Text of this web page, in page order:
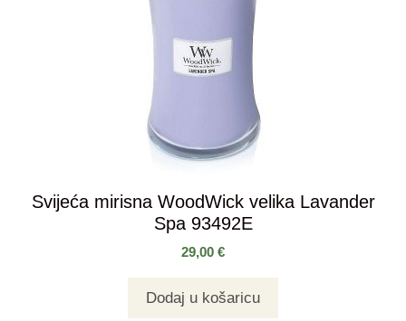
Svijeća mirisna WoodWick velika Lavander
Spa 93492E
29,00 €
Dodaj u košaricu